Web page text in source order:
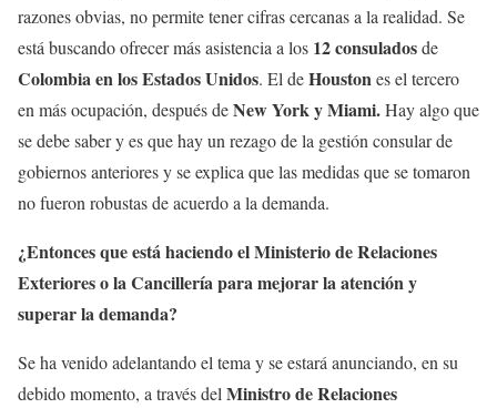
razones obvias, no permite tener cifras cercanas a la realidad. Se
está buscando ofrecer más asistencia a los 12 consuladosde
Colombia en los Estados Unidos. El deHoustones el tercero
en más ocupación, después deNew York y Miami.Hay algo que
se debe saber y es que hay un rezago de la gestión consular de
gobiernos anteriores y se explica que las medidas que se tomaron
no fueron robustas de acuerdo a la demanda.
¿Entonces que está haciendo el Ministerio de Relaciones
Exteriores o la Cancillería para mejorar la atención y
superar la demanda?
Se ha venido adelantando el tema y se estará anunciando, en su
debido momento, a través del Ministro de Relaciones